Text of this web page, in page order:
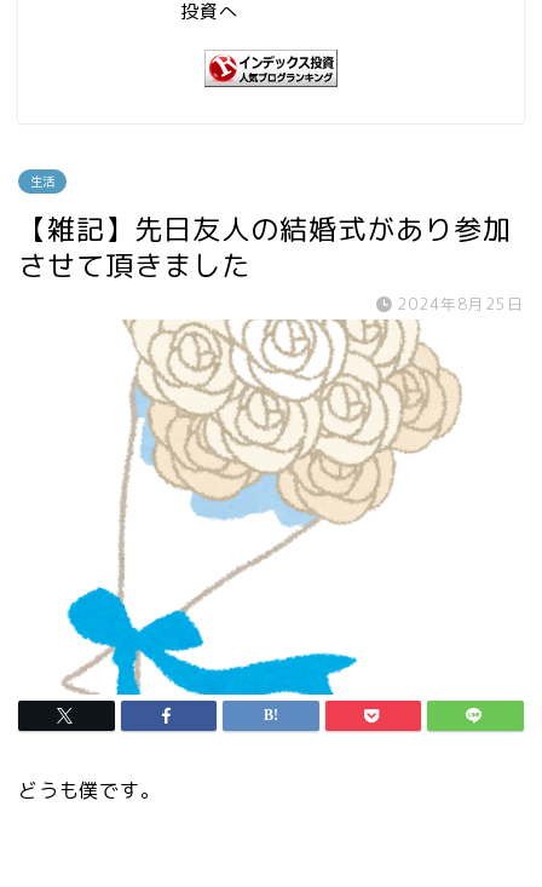
生活
【雑記】先日友人の結婚式があり参加
させて頂きました
2024年8月25日
どうも僕です。